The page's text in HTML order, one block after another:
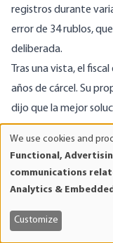
registros durante
error de 34 rublos,
deliberada.
Tras una vista, el
años de cárcel. Su
dijo que la mejor
entre los fiscales, los
así, el juez le castigó
una condena
La ley contra los
académico, donde
and
cookies
We use cookies and
Functional,
communications
Analytics &
Customize